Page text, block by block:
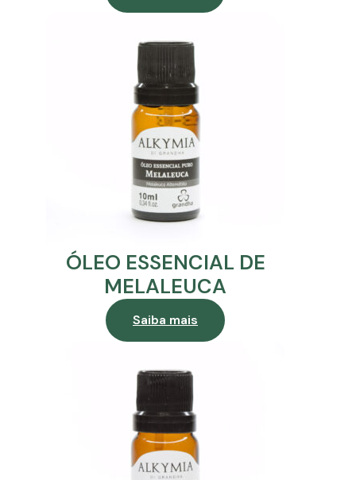
ÓLEO ESSENCIAL DE
MELALEUCA
Saiba mais